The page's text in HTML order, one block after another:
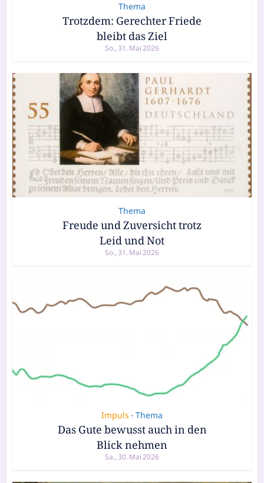
Thema
Trotzdem: Gerechter Friede
bleibt das Ziel
So., 31. Mai 2026
Thema
Freude und Zuversicht trotz
Leid und Not
So., 31. Mai 2026
Impuls • Thema
Das Gute bewusst auch in den
Blick nehmen
Sa., 30. Mai 2026